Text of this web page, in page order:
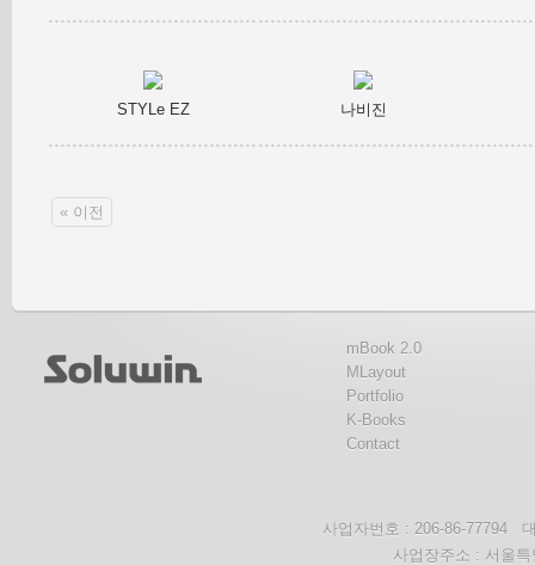
STYLe EZ 나비진
« 이전
mBook 2.0
MLayout
Portfolio
K-Books
Contact
사업자번호 : 206-86-77794
사업장주소 : 서울